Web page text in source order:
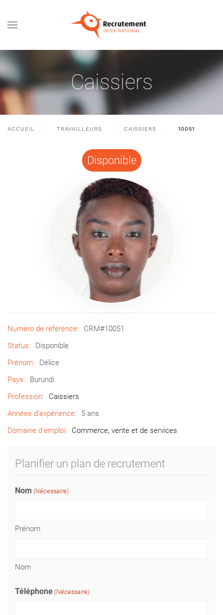
Passer au contenu principal
Caissiers
ACCUEIL TRAVAILLEURS CAISSIERS 10051
Disponible
Numéro de référence:
CRM#10051
Status:
Disponible
Prénom:
Délice
Pays:
Burundi
Profession:
Caissiers
Années d’expérience:
5 ans
Domaine d’emploi:
Commerce, vente et de services
Planifier un plan de recrutement
Nom (Nécessaire)
Prénom
Nom
Téléphone (Nécessaire)